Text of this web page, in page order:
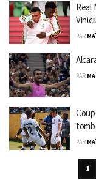
Real
PAR
PAR
PAR
1